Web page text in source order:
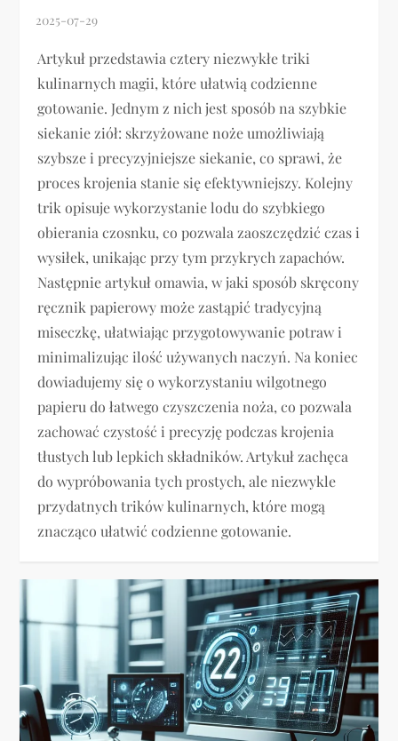
Artykuł przedstawia cztery niezwykłe triki
kulinarnych magii, które ułatwią codzienne
gotowanie. Jednym z nich jest sposób na szybkie
siekanie ziół: skrzyżowane noże umożliwiają
szybsze i precyzyjniejsze siekanie, co sprawi, że
proces krojenia stanie się efektywniejszy. Kolejny
trik opisuje wykorzystanie lodu do szybkiego
obierania czosnku, co pozwala zaoszczędzić czas i
wysiłek, unikając przy tym przykrych zapachów.
Następnie artykuł omawia, w jaki sposób skręcony
ręcznik papierowy może zastąpić tradycyjną
miseczkę, ułatwiając przygotowywanie potraw i
minimalizując ilość używanych naczyń. Na koniec
dowiadujemy się o wykorzystaniu wilgotnego
papieru do łatwego czyszczenia noża, co pozwala
zachować czystość i precyzję podczas krojenia
tłustych lub lepkich składników. Artykuł zachęca
do wypróbowania tych prostych, ale niezwykle
przydatnych trików kulinarnych, które mogą
znacząco ułatwić codzienne gotowanie.